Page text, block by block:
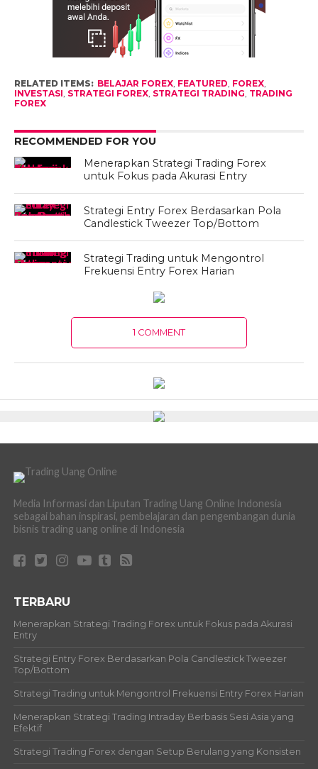
RELATED ITEMS: BELAJAR FOREX, FEATURED, FOREX,
INVESTASI, STRATEGI FOREX, STRATEGI TRADING, TRADING
FOREX
RECOMMENDED FOR YOU
Menerapkan Strategi Trading Forex
untuk Fokus pada Akurasi Entry
Strategi Entry Forex Berdasarkan Pola
Candlestick Tweezer Top/Bottom
Strategi Trading untuk Mengontrol
Frekuensi Entry Forex Harian
1 COMMENT
Media Informasi dan Liputan Trading Uang Online Indonesia
sebagai bahan inspirasi, pembelajaran dan pengembangan dunia
bisnis trading uang online di Indonesia
TERBARU
Menerapkan Strategi Trading Forex untuk Fokus pada Akurasi
Entry
Strategi Entry Forex Berdasarkan Pola Candlestick Tweezer
Top/Bottom
Strategi Trading untuk Mengontrol Frekuensi Entry Forex Harian
Menerapkan Strategi Trading Intraday Berbasis Sesi Asia yang
Efektif
Strategi Trading Forex dengan Setup Berulang yang Konsisten